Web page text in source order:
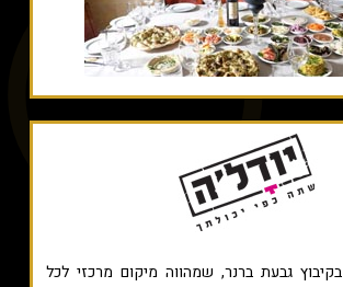
בקיבוץ גבעת ברנר, שמהווה מיקום מרכזי לכל